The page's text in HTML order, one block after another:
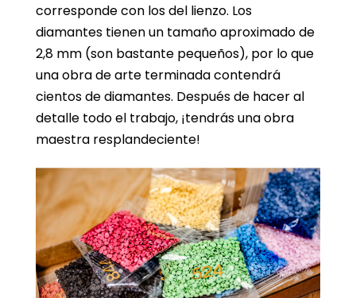
corresponde con los del lienzo. Los
diamantes tienen un tamaño aproximado de
2,8 mm (son bastante pequeños), por lo que
una obra de arte terminada contendrá
cientos de diamantes. Después de hacer al
detalle todo el trabajo, ¡tendrás una obra
maestra resplandeciente!